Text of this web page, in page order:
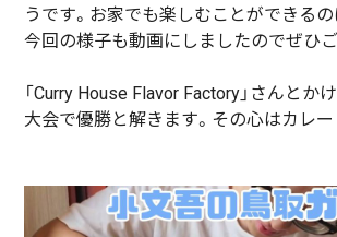
うです。お家でも楽しむことができるの
今回の様子も動画にしましたのでぜひご
「Curry House Flavor Factory」さんとか
大会で優勝と解きます。その心はカレー（